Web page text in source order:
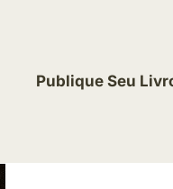
Publique Seu